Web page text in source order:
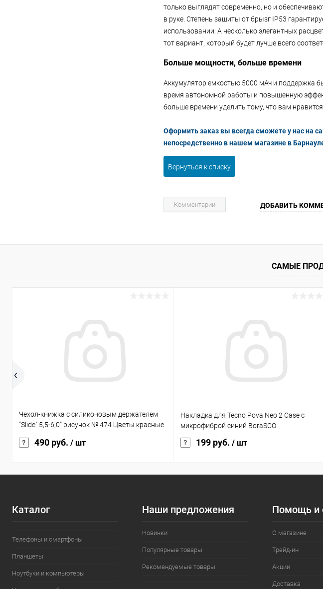
только выглядят современно, но и
в руке. Степень защиты от брызг IP53
использовании. А несколько элегантных
тот вариант, который будет лучше всего
Больше мощности, больше времени
Аккумулятор емкостью 5000 мАч и поддержка
время автономной работы и повышенную
больше времени уделить тому, что вам
Оформить заказ вы всегда сможете у нас на
непосредственно в нашем магазине в
Вернуться к списку
Комментарии ДОБАВИТЬ
САМЫЕ
Чехол-книжка с силиконовым держателем
"Slide" 5,5-6,0" рисунок № 474 Цветы красные
490 руб. / шт
Накладка для Tecno Pova Neo 2 Case с
микрофиброй синий BoraSCO
199 руб. / шт
Каталог
Телефоны и смартфоны
Планшеты
Ноутбуки и компьютеры
Наши предложения
Новинки
Популярные товары
Рекомендуемые товары
Помощь и
О магазине
Трейд-ин
Акции
Доставка